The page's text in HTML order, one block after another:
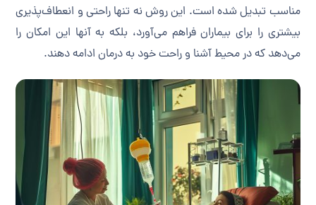
مناسب تبدیل شده است. این روش نه تنها راحتی و انعطاف‌پذیری
بیشتری را برای بیماران فراهم می‌آورد، بلکه به آنها این امکان را
می‌دهد که در محیط آشنا و راحت خود به درمان ادامه دهند.